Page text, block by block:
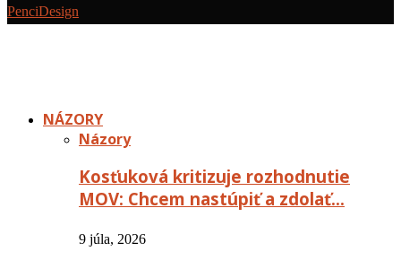
PenciDesign
NÁZORY
Názory
Kosťuková kritizuje rozhodnutie
MOV: Chcem nastúpiť a zdolať…
9 júla, 2026